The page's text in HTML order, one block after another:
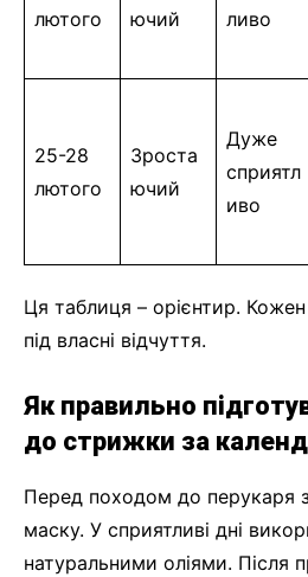
лютого
ючий
ливо
25-28
лютого
Зроста
ючий
Дуже
сприятл
иво
Ця таблиця – орієнтир.
під власні відчуття.
Як правильно
до стрижки за
Перед походом до перукаря
маску. У сприятливі дні
натуральними оліями. Після